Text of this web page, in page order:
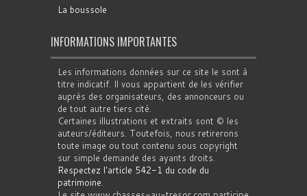
La boussole
INFORMATIONS IMPORTANTES
Les informations données sur ce site le sont à
titre indicatif. Il vous appartient de les vérifier
auprès des organisateurs, des annonceurs ou
de tout autre tiers cité.
Certaines illustrations et extraits sont © les
auteurs/éditeurs. Toutefois, nous retirerons
toute image ou tout contenu sous copyright
sur simple demande des ayants droits.
Respectez l'article 542-1 du code du
patrimoine.